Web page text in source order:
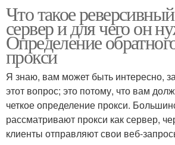
Что такое
сервер и для чего он
Определение
прокси
Я знаю, вам может быть интересно,
этот вопрос; это потому, что вам
четкое определение прокси.
рассматривают прокси как сервер,
клиенты отправляют свои веб-